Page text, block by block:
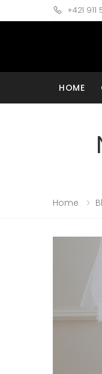
+421 911
HOME
Home